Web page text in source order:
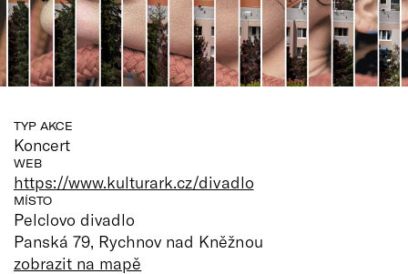
TYP AKCE
Koncert
WEB
https://www.kulturark.cz/divadlo
MÍSTO
Pelclovo divadlo
Panská 79, Rychnov nad Kněžnou
zobrazit na mapě